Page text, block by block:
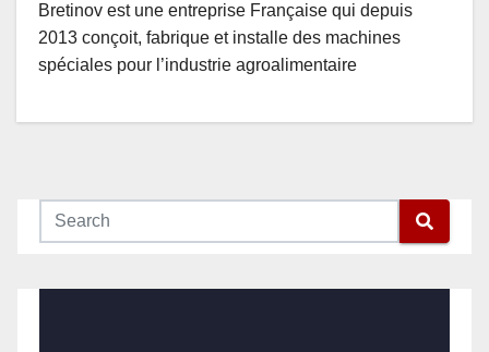
Bretinov est une entreprise Française qui depuis
2013 conçoit, fabrique et installe des machines
spéciales pour l’industrie agroalimentaire